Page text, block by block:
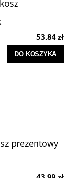
53,84 zł
DO KOSZYKA
prezentowy